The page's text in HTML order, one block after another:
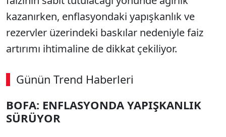
kazanırken, enflasyondaki yapışkanlık ve
rezervler üzerindeki baskılar nedeniyle faiz
artırımı ihtimaline de dikkat çekiliyor.
Günün Trend Haberleri
00:02 / 03:08
Sesi Aç
BOFA: ENFLASYONDA YAPIŞKANLIK
SÜRÜYOR